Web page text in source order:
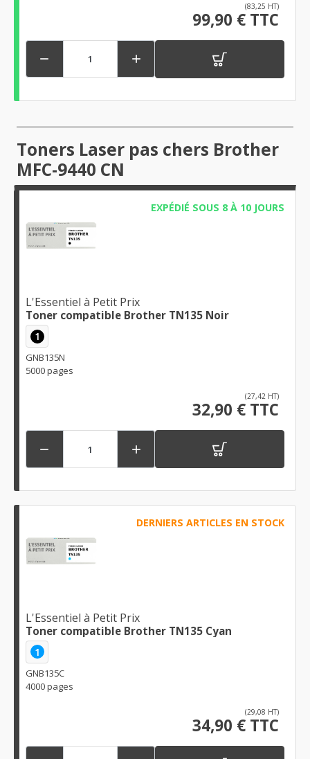
(83,25 HT)
99,90 € TTC
 
Toners Laser pas chers Brother
MFC-9440 CN
EXPÉDIÉ SOUS 8 À 10 JOURS
L'Essentiel à Petit Prix
Toner compatible Brother TN135 Noir
1
GNB135N
5000 pages
(27,42 HT)
32,90 € TTC
 
DERNIERS ARTICLES EN STOCK
L'Essentiel à Petit Prix
Toner compatible Brother TN135 Cyan
1
GNB135C
4000 pages
(29,08 HT)
34,90 € TTC